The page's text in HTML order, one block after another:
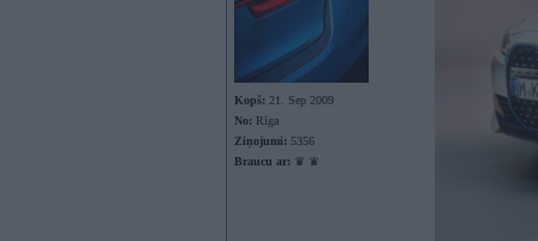
Kopš: 21. Sep 2009
No: Rīga
Ziņojumi: 5356
Braucu ar: ♛ ♛